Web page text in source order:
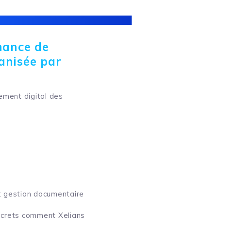
de
par
digital des
documentaire
comment Xelians